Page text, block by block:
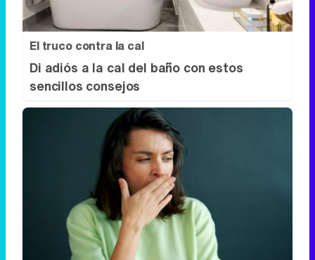
El truco contra la cal
Di adiós a la cal del baño con estos
sencillos consejos